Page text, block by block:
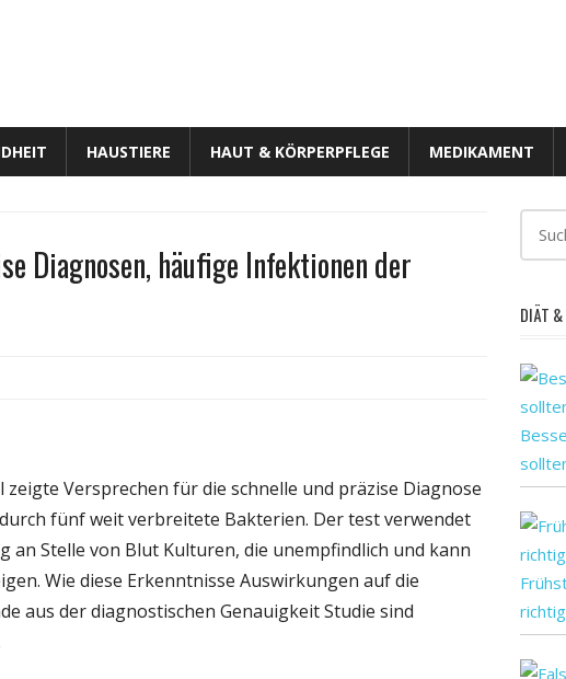
HAUSTIERE HAUT & KÖRPERPFLEGE MEDIKAMENT
Diagnosen, häufige Infektionen der
Versprechen für die schnelle und präzise Diagnose
fünf weit verbreitete Bakterien. Der test verwendet
Stelle von Blut Kulturen, die unempfindlich und kann
Wie diese Erkenntnisse Auswirkungen auf die
aus der diagnostischen Genauigkeit Studie sind
DIÄT &